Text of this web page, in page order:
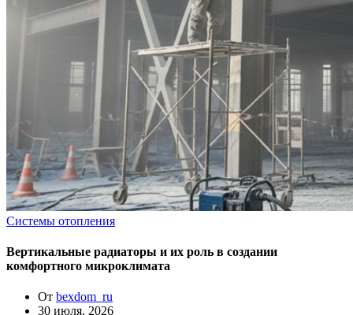
Системы отопления
Вертикальные радиаторы и их роль в создании
комфортного микроклимата
От bexdom_ru
30 июля, 2026